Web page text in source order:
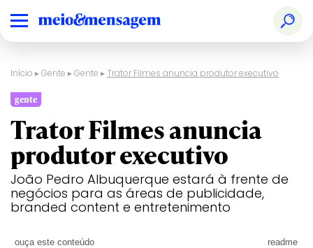
Início ▸Gente ▸Gente ▸ Trator Filmes anuncia produtor executivo
gente
Trator Filmes anuncia
produtor executivo
João Pedro Albuquerque estará à frente de
negócios para as áreas de publicidade,
branded content e entretenimento
ouça este conteúdo readme